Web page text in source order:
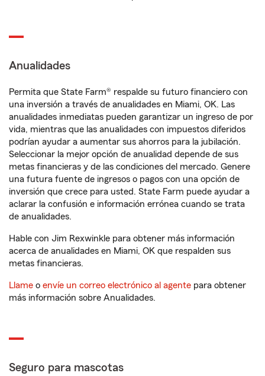
Anualidades
Permita que State Farm® respalde su futuro financiero con
una inversión a través de anualidades en Miami, OK. Las
anualidades inmediatas pueden garantizar un ingreso de por
vida, mientras que las anualidades con impuestos diferidos
podrían ayudar a aumentar sus ahorros para la jubilación.
Seleccionar la mejor opción de anualidad depende de sus
metas financieras y de las condiciones del mercado. Genere
una futura fuente de ingresos o pagos con una opción de
inversión que crece para usted. State Farm puede ayudar a
aclarar la confusión e información errónea cuando se trata
de anualidades.
Hable con Jim Rexwinkle para obtener más información
acerca de anualidades en Miami, OK que respalden sus
metas financieras.
Llame o envíe un correo electrónico al agente para obtener
más información sobre Anualidades.
Seguro para mascotas